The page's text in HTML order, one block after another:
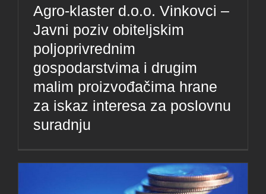
Agro-klaster d.o.o. Vinkovci –
Javni poziv obiteljskim
poljoprivrednim
gospodarstvima i drugim
malim proizvođačima hrane
za iskaz interesa za poslovnu
suradnju